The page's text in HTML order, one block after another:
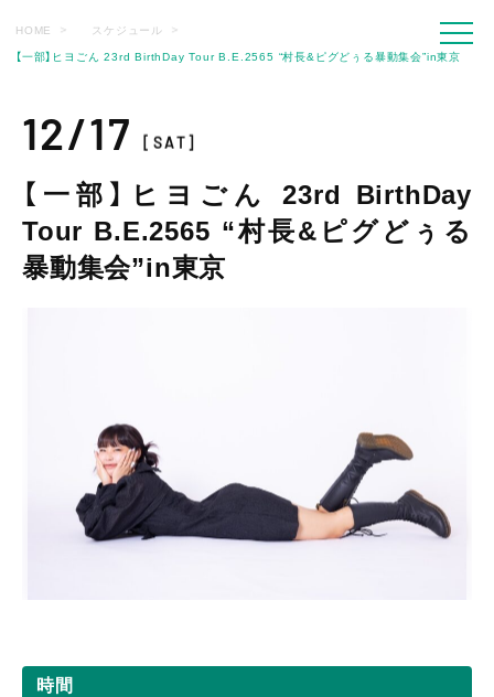
HOME スケジュール
【一部】ヒヨごん 23rd BirthDay Tour B.E.2565 “村長&ピグどぅる暴動集会”in東京
12/17[SAT]
【一部】ヒヨごん 23rd BirthDay
Tour B.E.2565 “村長&ピグどぅる
暴動集会”in東京
時間